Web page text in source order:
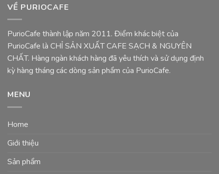
VỀ PURIOCAFE
PurioCafe thành lập năm 2011. Điểm khác biệt của
PurioCafe là CHỈ SẢN XUẤT CAFE SẠCH & NGUYÊN
CHẤT. Hàng ngàn khách hàng đã yêu thích và sử dụng định
kỳ hàng tháng các dòng sản phẩm của PurioCafe.
MENU
Home
Giới thiệu
Sản phẩm